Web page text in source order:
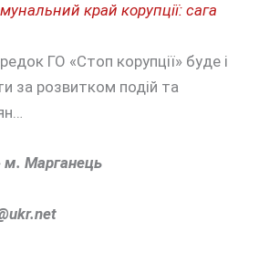
край корупції: сага
ГО «Стоп корупції» буде і
за розвитком подій та
м. Марганець
ukr.net